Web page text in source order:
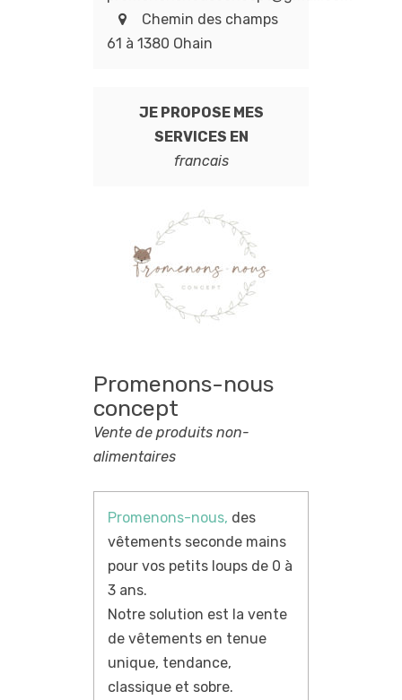
Chemin des champs
61 à 1380 Ohain
JE PROPOSE MES
SERVICES EN
francais
Promenons-nous
concept
Vente de produits non-
alimentaires
Promenons-nous, des
vêtements seconde mains
pour vos petits loups de 0 à
3 ans.
Notre solution est la vente
de vêtements en tenue
unique, tendance,
classique et sobre.